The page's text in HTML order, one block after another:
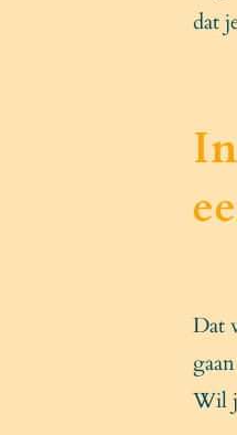
dat
Dat
Wil